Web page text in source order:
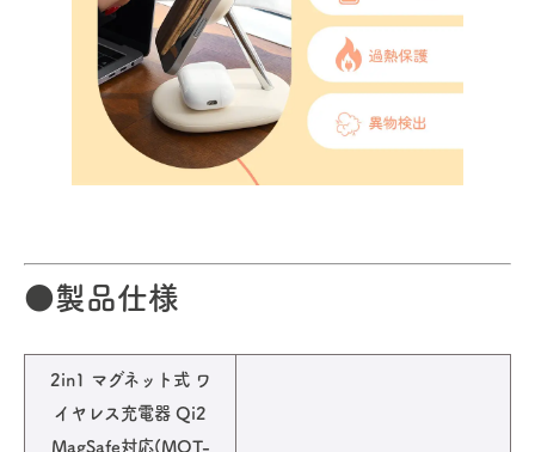
●製品仕様
2in1 マグネット式 ワ
イヤレス充電器 Qi2
MagSafe対応(MOT-